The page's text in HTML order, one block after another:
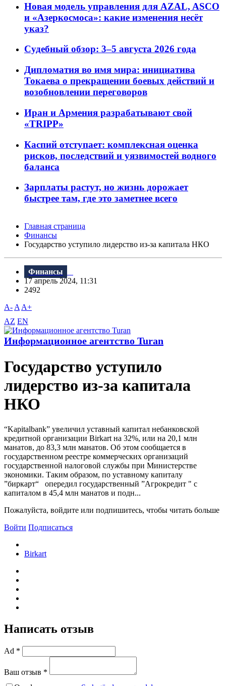
Новая модель управления для AZAL, ASCO
и «Азеркосмоса»: какие изменения несёт
указ?
Судебный обзор: 3–5 августа 2026 года
Дипломатия во имя мира: инициатива
Токаева о прекращении боевых действий и
возобновлении переговоров
Иран и Армения разрабатывают свой
«TRIPP»
Каспий отступает: комплексная оценка
рисков, последствий и уязвимостей водного
баланса
Зарплаты растут, но жизнь дорожает
быстрее там, где это заметнее всего
Главная страница
Финансы
Государство уступило лидерство из-за капитала НКО
Финансы
17 апрель 2024, 11:31
2492
A- A A+
AZ EN
Информационное агентство Turan
Государство уступило
лидерство из-за капитала
НКО
“Kapitalbank” увеличил уставный капитал небанковской
кредитной организации Birkart на 32%, или на 20,1 млн
манатов, до 83,3 млн манатов. Об этом сообщается в
государственном реестре коммерческих организаций
государственной налоговой службы при Министерстве
экономики. Таким образом, по уставному капиталу
”биркарт“ опередил государственный ”Агрокредит " с
капиталом в 45,4 млн манатов и подн...
Пожалуйста, войдите или подпишитесь, чтобы читать больше
Войти Подписаться
Birkart
Написать отзыв
Ad *
Ваш отзыв *